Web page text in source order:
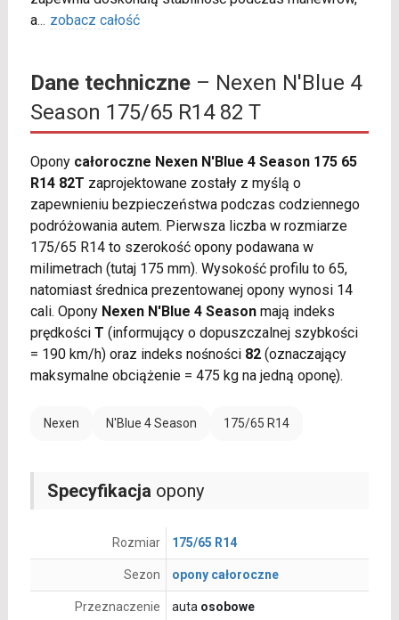
a... zobacz całość
Dane techniczne– Nexen N'Blue 4
Season 175/65 R14 82 T
Opony całoroczne Nexen N'Blue 4 Season 175 65
R14 82T zaprojektowane zostały z myślą o
zapewnieniu bezpieczeństwa podczas codziennego
podróżowania autem. Pierwsza liczba w rozmiarze
175/65 R14 to szerokość opony podawana w
milimetrach (tutaj 175 mm). Wysokość profilu to 65,
natomiast średnica prezentowanej opony wynosi 14
cali. Opony Nexen N'Blue 4 Seasonmają indeks
prędkości T (informujący o dopuszczalnej szybkości
= 190 km/h) oraz indeks nośności 82(oznaczający
maksymalne obciążenie = 475 kg na jedną oponę).
Nexen N'Blue 4 Season 175/65 R14
Specyfikacja opony
Rozmiar 175/65 R14
Sezon opony całoroczne
Przeznaczenie auta osobowe